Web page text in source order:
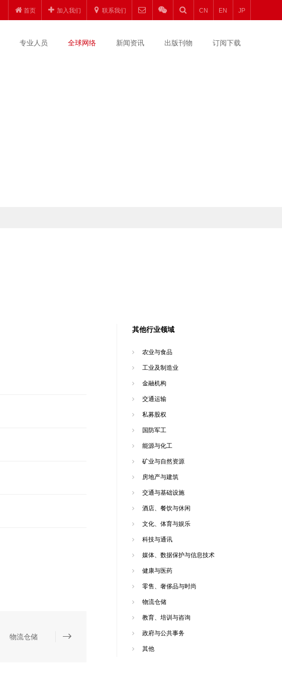
首页 加入我们 联系我们 CN EN JP
专业人员 全球网络 新闻资讯 出版刊物 订阅下载
物流仓储
其他行业领域
农业与食品
工业及制造业
金融机构
交通运输
私募股权
国防军工
能源与化工
矿业与自然资源
房地产与建筑
交通与基础设施
酒店、餐饮与休闲
文化、体育与娱乐
科技与通讯
媒体、数据保护与信息技术
健康与医药
零售、奢侈品与时尚
物流仓储
教育、培训与咨询
政府与公共事务
其他